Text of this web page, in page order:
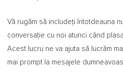
Vă rugăm să includeți întotdeauna
conversație cu noi atunci când
Acest lucru ne va ajuta să lucrăm
mai prompt la mesajele